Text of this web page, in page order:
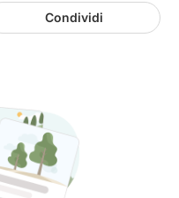
et le respect mutuel.
coup de pédale est une
Condividi